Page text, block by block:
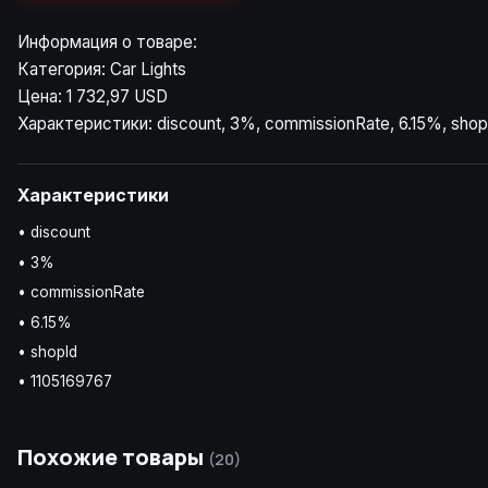
Информация о товаре:
Категория: Car Lights
Цена: 1 732,97 USD
Характеристики: discount, 3%, commissionRate, 6.15%,
Характеристики
• discount
• 3%
• commissionRate
• 6.15%
• shopId
• 1105169767
Похожие товары (20)